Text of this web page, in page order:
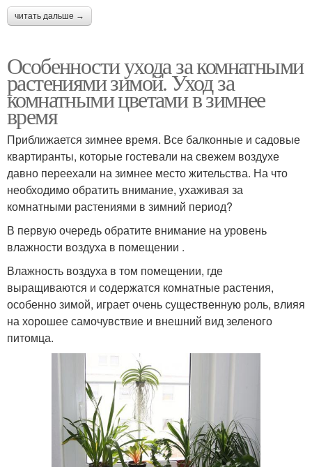
читать дальше →
Особенности ухода за комнатными
растениями зимой. Уход за
комнатными цветами в зимнее
время
Приближается зимнее время. Все балконные и садовые
квартиранты, которые гостевали на свежем воздухе
давно переехали на зимнее место жительства. На что
необходимо обратить внимание, ухаживая за
комнатными растениями в зимний период?
В первую очередь обратите внимание на уровень
влажности воздуха в помещении .
Влажность воздуха в том помещении, где
выращиваются и содержатся комнатные растения,
особенно зимой, играет очень существенную роль, влияя
на хорошее самочувствие и внешний вид зеленого
питомца.